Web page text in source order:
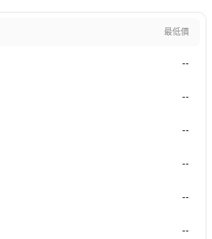
最低價
--
--
--
--
--
--